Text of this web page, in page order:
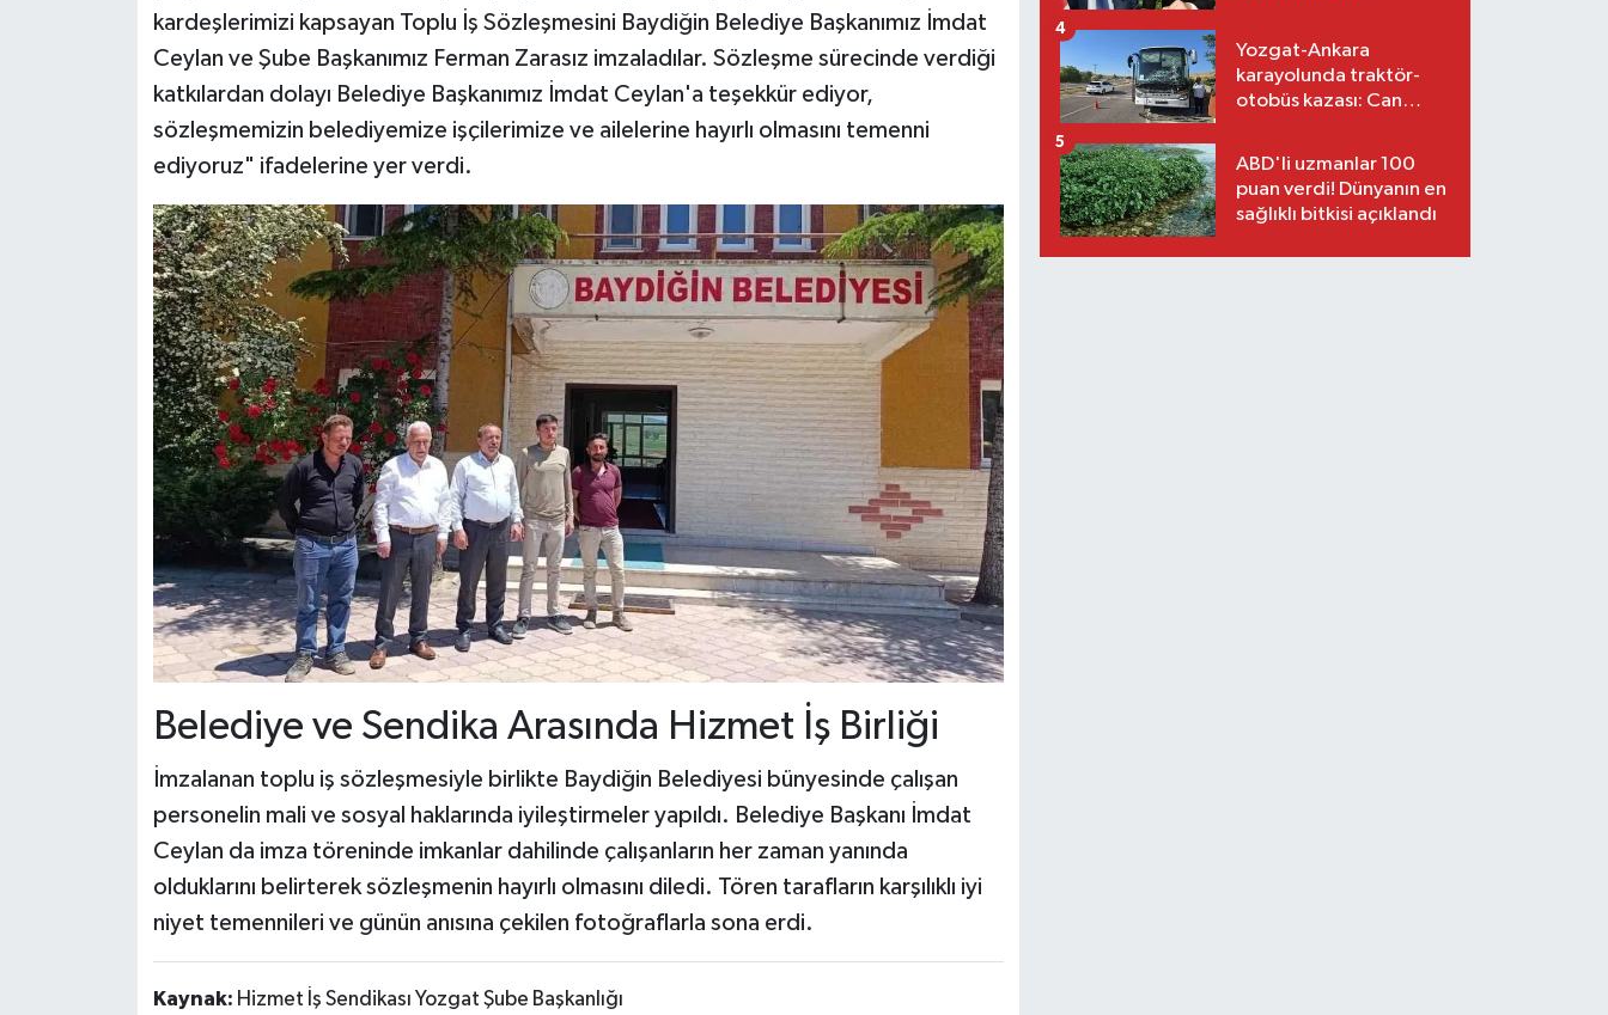
kardeşlerimizi kapsayan Toplu İş Sözleşmesini Baydiğin Belediye Başkanımız İmdat
Ceylan ve Şube Başkanımız Ferman Zarasız imzaladılar. Sözleşme sürecinde verdiği
katkılardan dolayı Belediye Başkanımız İmdat Ceylan'a teşekkür ediyor,
sözleşmemizin belediyemize işçilerimize ve ailelerine hayırlı olmasını temenni
ediyoruz" ifadelerine yer verdi.
Belediye ve Sendika Arasında Hizmet İş Birliği
İmzalanan toplu iş sözleşmesiyle birlikte Baydiğin Belediyesi bünyesinde çalışan
personelin mali ve sosyal haklarında iyileştirmeler yapıldı. Belediye Başkanı İmdat
Ceylan da imza töreninde imkanlar dahilinde çalışanların her zaman yanında
olduklarını belirterek sözleşmenin hayırlı olmasını diledi. Tören tarafların karşılıklı iyi
niyet temennileri ve günün anısına çekilen fotoğraflarla sona erdi.
Kaynak: Hizmet İş Sendikası Yozgat Şube Başkanlığı
Yozgat-Ankara
karayolunda traktör-
otobüs kazası: Can
4
ABD'li uzmanlar 100
puan verdi! Dünyanın en
sağlıklı bitkisi açıklandı
5